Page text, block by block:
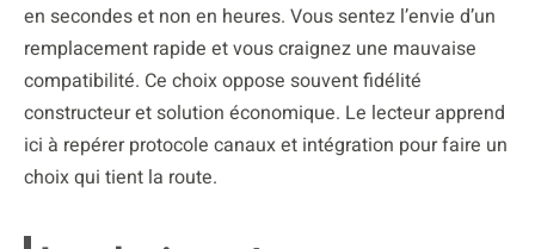
en secondes et non en heures. Vous sentez l’envie d’un
remplacement rapide et vous craignez une mauvaise
compatibilité. Ce choix oppose souvent fidélité
constructeur et solution économique. Le lecteur apprend
ici à repérer protocole canaux et intégration pour faire un
choix qui tient la route.